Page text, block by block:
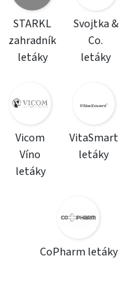
STARKL
zahradník
letáky
Svojtka &
Co.
letáky
Vicom
Víno
letáky
VitaSmart
letáky
CoPharm letáky